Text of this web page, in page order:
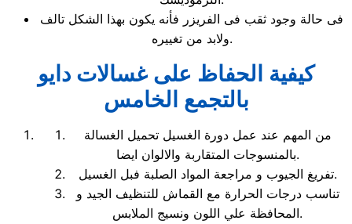
فى حالة وجود ثقب فى الفريزر فأنه يكون بهذا الشكل تالف
ولابد من تغييره.
كيفية الحفاظ على غسالات دايو
بالتجمع الخامس
من المهم عند عمل دورة الغسيل تحميل الغسالة
بالمنسوجات المتقاربة والالوان ايضا.
تفريغ الجيوب و مراجعة المواد الصلبة فبل الغسيل.
تناسب درجات الحرارة مع القماش للتنظيف الجيد و
المحافظة علي اللون ونسيج الملابس.